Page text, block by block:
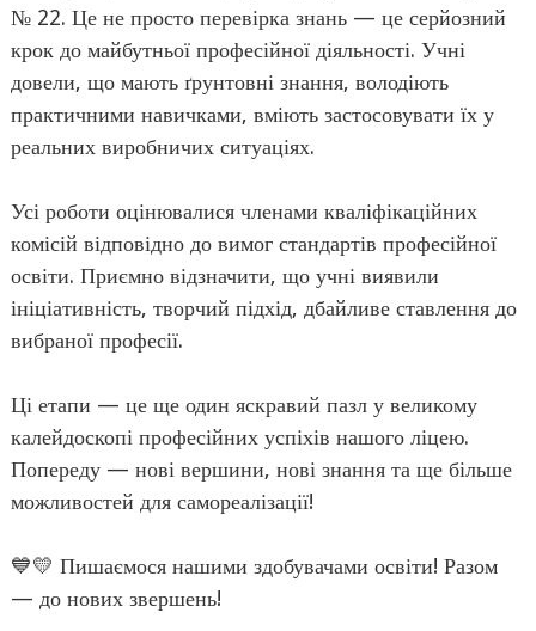
№ 22. Це не просто перевірка знань — це серйозний
крок до майбутньої професійної діяльності. Учні
довели, що мають ґрунтовні знання, володіють
практичними навичками, вміють застосовувати їх у
реальних виробничих ситуаціях.
Усі роботи оцінювалися членами кваліфікаційних
комісій відповідно до вимог стандартів професійної
освіти. Приємно відзначити, що учні виявили
ініціативність, творчий підхід, дбайливе ставлення до
вибраної професії.
Ці етапи — це ще один яскравий пазл у великому
калейдоскопі професійних успіхів нашого ліцею.
Попереду — нові вершини, нові знання та ще більше
можливостей для самореалізації!
💙💛 Пишаємося нашими здобувачами освіти! Разом
— до нових звершень!